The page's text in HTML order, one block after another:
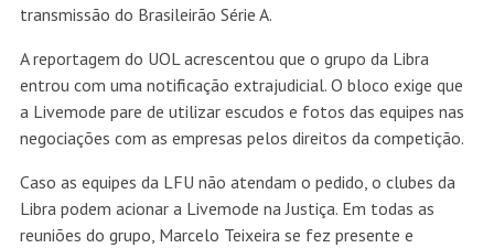
transmissão do Brasileirão Série A.
A reportagem do UOL acrescentou que o grupo da Libra
entrou com uma notificação extrajudicial. O bloco exige que
a Livemode pare de utilizar escudos e fotos das equipes nas
negociações com as empresas pelos direitos da competição.
Caso as equipes da LFU não atendam o pedido, o clubes da
Libra podem acionar a Livemode na Justiça. Em todas as
reuniões do grupo, Marcelo Teixeira se fez presente e